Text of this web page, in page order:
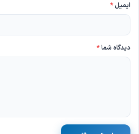
ایمیل*
دیدگاه شما*